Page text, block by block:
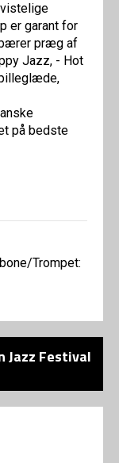
er garant for
præg af
Jazz, - Hot
på bedste
Trompet:
Jazz Festival